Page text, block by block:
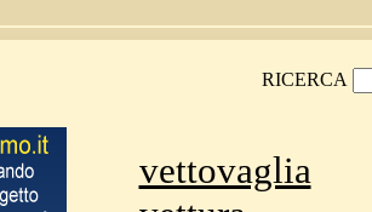
RICERCA
vettovaglia